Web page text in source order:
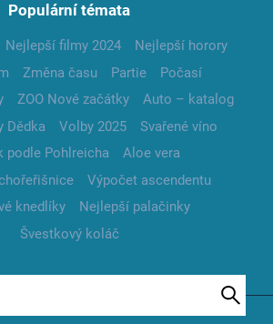
Populární témata
Nejlepší filmy 2024
Nejlepší horory
Změna času Partie
Počasí
ZOO Nové začátky
Auto – katalog
Dědka
Volby 2025
Svařené víno
podle Pohlreicha
Aloe vera
Výpočet ascendentu
knedlíky
Nejlepší palačinky
Švestkový koláč